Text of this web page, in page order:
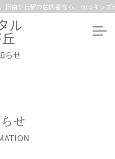
自由が丘駅の歯医者なら、nicoキッズ
せ